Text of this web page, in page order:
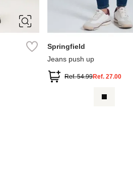
38
40
46
Springfield
Jeans push up
Ref.54.99Ref. 27.00